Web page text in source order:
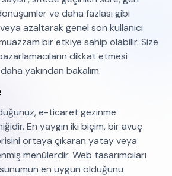
ve daha fazlası gibi
azaltarak genel son kullanıcı
bir etkiye sahip olabilir. Size
dikkat etmesi
yakından bakalım.
e-ticaret gezinme
En yaygın iki biçim, bir avuç
ortaya çıkaran yatay veya
menülerdir. Web tasarımcıları
en uygun olduğunu